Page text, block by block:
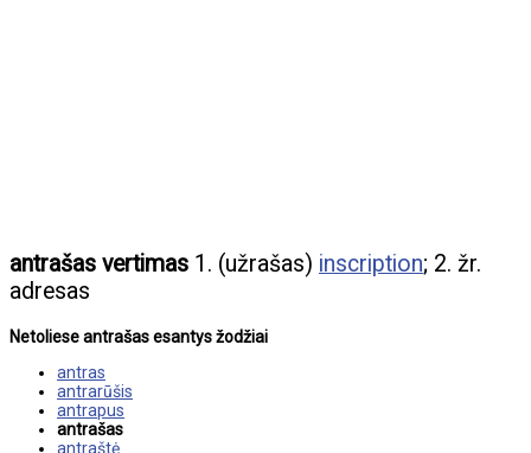
antrašas vertimas 1. (užrašas) inscription; 2. žr.
adresas
Netoliese antrašas esantys žodžiai
antras
antrarūšis
antrapus
antrašas
antraštė